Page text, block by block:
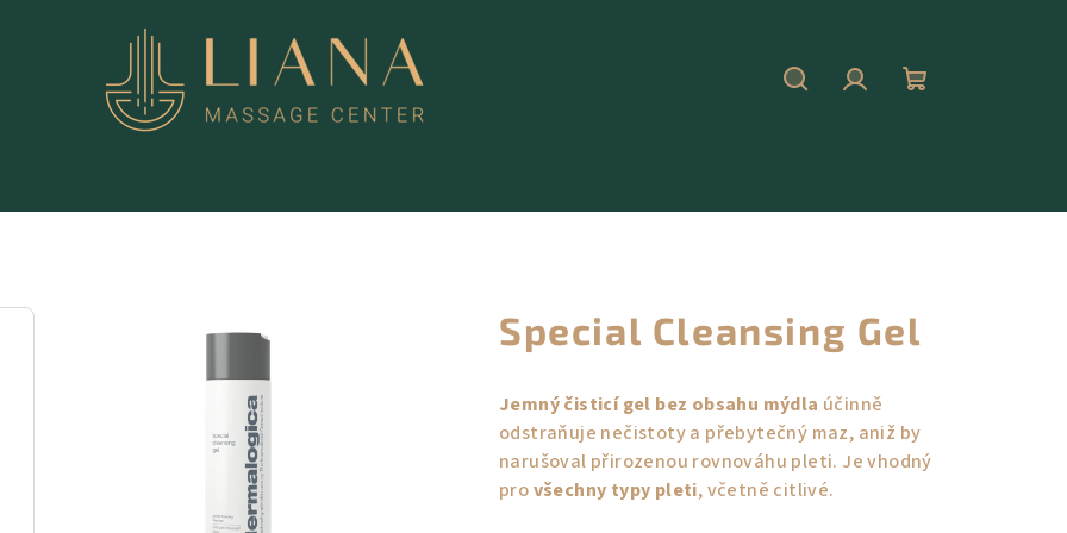
Special Cleansing Gel
Jemný čisticí gel bez obsahu mýdla účinně
odstraňuje nečistoty a přebytečný maz, aniž by
narušoval přirozenou rovnováhu pleti. Je vhodný
provšechny typy pleti, včetně citlivé.